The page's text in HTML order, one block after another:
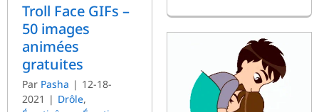
Troll Face GIFs –
50 images
animées
gratuites
Par Pasha | 12-18-
2021 | Drôle,